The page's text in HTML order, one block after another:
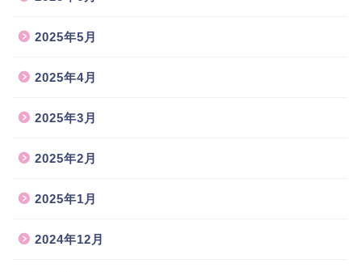
2025年5月
2025年4月
2025年3月
2025年2月
2025年1月
2024年12月